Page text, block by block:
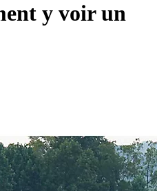
y voir un